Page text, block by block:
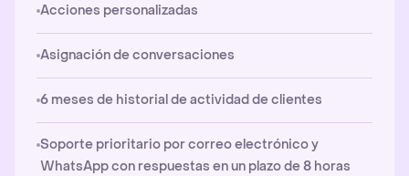
Acciones personalizadas
Asignación de conversaciones
6 meses de historial de actividad de clientes
Soporte prioritario por correo electrónico y
WhatsApp con respuestas en un plazo de 8 horas